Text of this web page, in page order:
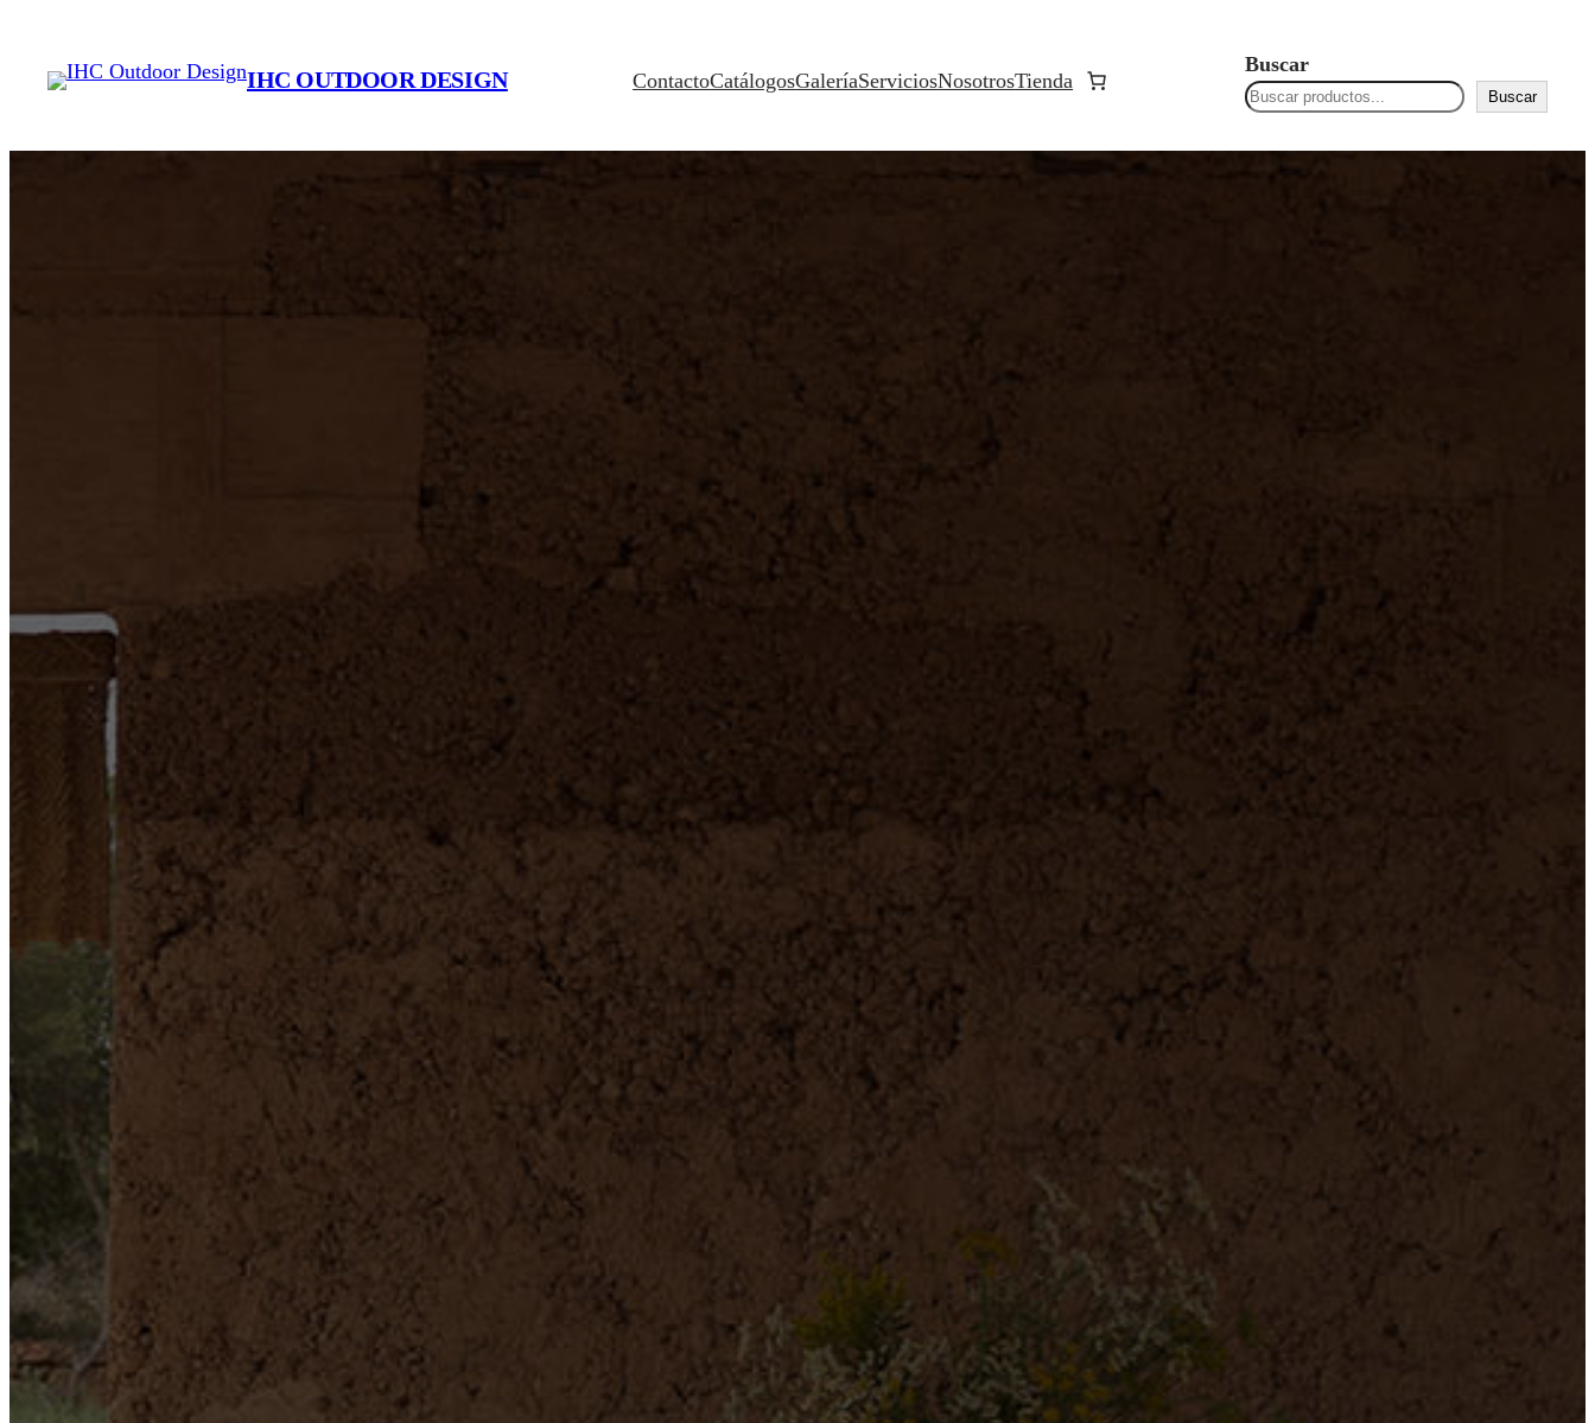
contenido
IHC OUTDOOR DESIGN ContactoCatálogosGaleríaServiciosNosotrosTienda
Buscar
Buscar